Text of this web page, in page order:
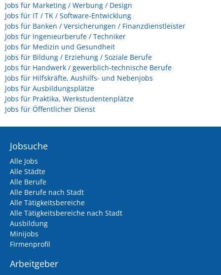
Jobs für Marketing / Werbung / Design
Jobs für IT / TK / Software-Entwicklung
Jobs für Banken / Versicherungen / Finanzdienstleister
Jobs für Ingenieurberufe / Techniker
Jobs für Medizin und Gesundheit
Jobs für Bildung / Erziehung / Soziale Berufe
Jobs für Handwerk / gewerblich-technische Berufe
Jobs für Hilfskräfte, Aushilfs- und Nebenjobs
Jobs für Ausbildungsplätze
Jobs für Praktika, Werkstudentenplätze
Jobs für Öffentlicher Dienst
Jobsuche
Alle Jobs
Alle Städte
Alle Berufe
Alle Berufe nach Stadt
Alle Tätigkeitsbereiche
Alle Tätigkeitsbereiche nach Stadt
Ausbildung
Minijobs
Firmenprofil
Arbeitgeber